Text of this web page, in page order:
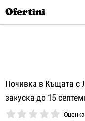
Ofertini
Почивка в Къщата с
закуска до 15